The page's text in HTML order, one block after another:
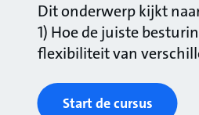
Dit onderwerp kijkt
1) Hoe de juiste
flexibiliteit van
Start de cursus